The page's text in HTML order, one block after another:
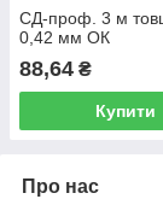
СД-проф. 3 м
0,42 мм ОК
88,64 ₴
Купити
Про нас